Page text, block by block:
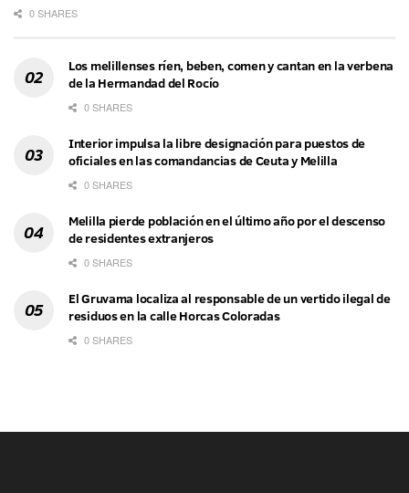
0 SHARES
Los melillenses ríen, beben, comen y cantan en la verbena
de la Hermandad del Rocío
0 SHARES
Interior impulsa la libre designación para puestos de
oficiales en las comandancias de Ceuta y Melilla
0 SHARES
Melilla pierde población en el último año por el descenso
de residentes extranjeros
0 SHARES
El Gruvama localiza al responsable de un vertido ilegal de
residuos en la calle Horcas Coloradas
0 SHARES